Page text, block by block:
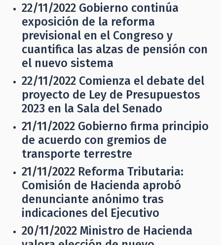
22/11/2022 Gobierno continúa
exposición de la reforma
previsional en el Congreso y
cuantifica las alzas de pensión con
el nuevo sistema
22/11/2022 Comienza el debate del
proyecto de Ley de Presupuestos
2023 en la Sala del Senado
21/11/2022 Gobierno firma principio
de acuerdo con gremios de
transporte terrestre
21/11/2022 Reforma Tributaria:
Comisión de Hacienda aprobó
denunciante anónimo tras
indicaciones del Ejecutivo
20/11/2022 Ministro de Hacienda